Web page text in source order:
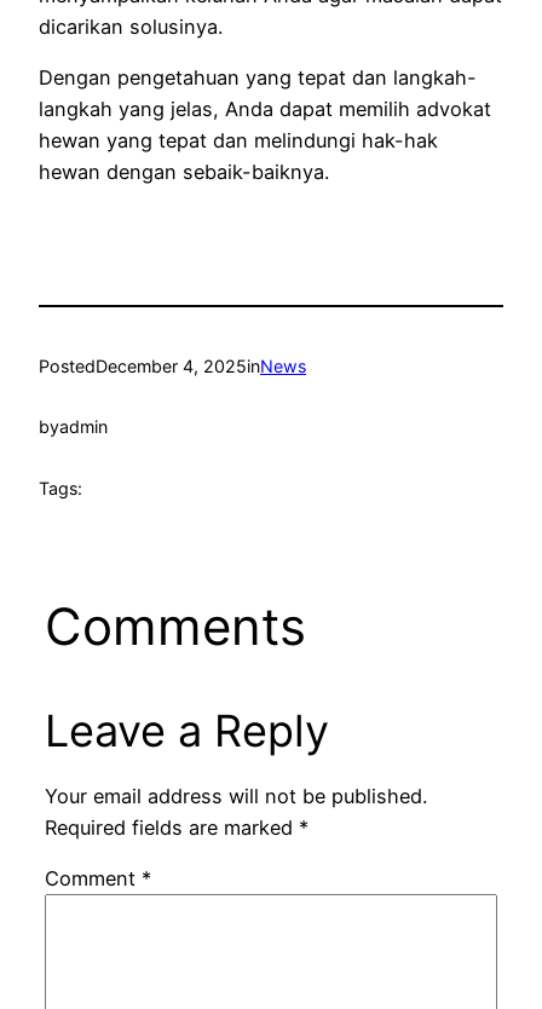
dicarikan solusinya.
Dengan pengetahuan yang tepat dan langkah-
langkah yang jelas, Anda dapat memilih advokat
hewan yang tepat dan melindungi hak-hak
hewan dengan sebaik-baiknya.
PostedDecember 4, 2025inNews
byadmin
Tags:
Comments
Leave a Reply
Your email address will not be published.
Required fields are marked *
Comment *